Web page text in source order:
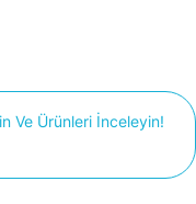
Ve Ürünleri İnceleyin!